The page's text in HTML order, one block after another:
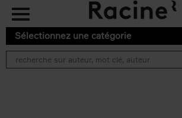
Aller au contenu principal
Sélectionnez une catégorie